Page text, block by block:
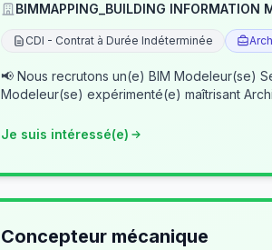
BIMMAPPING_BUILDING INFORMATION
CDI - Contrat à Durée Indéterminée
📢 Nous recrutons un(e) BIM Modeleur(se) Senior – Archicad & Revit Dans le cadre du
Modeleur(se) expérimenté(e) maîtrisant
Je suis intéressé(e)
Concepteur mécanique